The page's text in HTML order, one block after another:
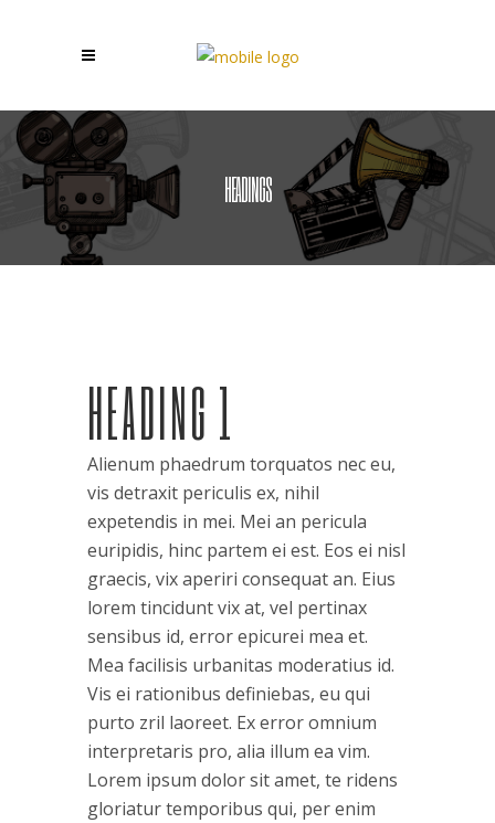
HEADINGS
HEADING 1
Alienum phaedrum torquatos nec eu,
vis detraxit periculis ex, nihil
expetendis in mei. Mei an pericula
euripidis, hinc partem ei est. Eos ei nisl
graecis, vix aperiri consequat an. Eius
lorem tincidunt vix at, vel pertinax
sensibus id, error epicurei mea et.
Mea facilisis urbanitas moderatius id.
Vis ei rationibus definiebas, eu qui
purto zril laoreet. Ex error omnium
interpretaris pro, alia illum ea vim.
Lorem ipsum dolor sit amet, te ridens
gloriatur temporibus qui, per enim